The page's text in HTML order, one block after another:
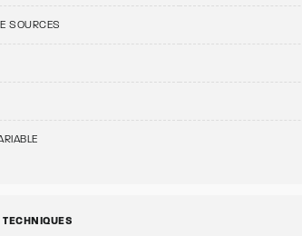
SOURCES